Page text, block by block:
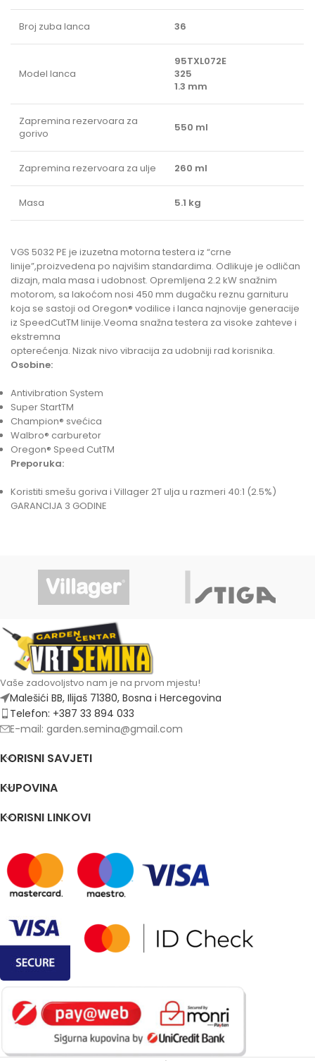
Broj zuba lanca 36
Model lanca
95TXL072E
325
1.3 mm
Zapremina rezervoara za
gorivo
550 ml
Zapremina rezervoara za ulje 260 ml
Masa 5.1 kg
VGS 5032 PE je izuzetna motorna testera iz “crne
linije”,proizvedena po najvišim standardima. Odlikuje je odličan
dizajn, mala masa i udobnost. Opremljena 2.2 kW snažnim
motorom, sa lakoćom nosi 450 mm dugačku reznu garnituru
koja se sastoji od Oregon® vodilice i lanca najnovije generacije
iz SpeedCutTM linije.Veoma snažna testera za visoke zahteve i
ekstremna
opterećenja. Nizak nivo vibracija za udobniji rad korisnika.
Osobine:
Antivibration System
Super StartTM
Champion® svećica
Walbro® carburetor
Oregon® Speed CutTM
Preporuka:
Koristiti smešu goriva i Villager 2T ulja u razmeri 40:1 (2.5%)
GARANCIJA 3 GODINE
Vaše zadovoljstvo nam je na prvom mjestu!
Malešići BB, Ilijaš 71380, Bosna i Hercegovina
Telefon: +387 33 894 033
E-mail: garden.semina@gmail.com
KORISNI SAVJETI
KUPOVINA
KORISNI LINKOVI